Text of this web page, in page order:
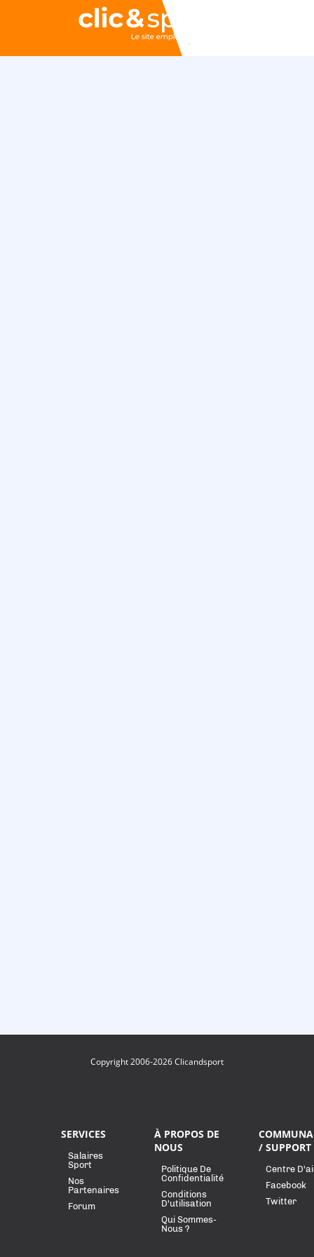
Copyright 2006-2026 Clicandsport
SERVICES
Salaires
Sport
Nos
Partenaires
Forum
À PROPOS DE
NOUS
Politique De
Confidentialité
Conditions
D'utilisation
Qui Sommes-
Nous ?
/ SUPPORT
Centre
Facebook
Twitter